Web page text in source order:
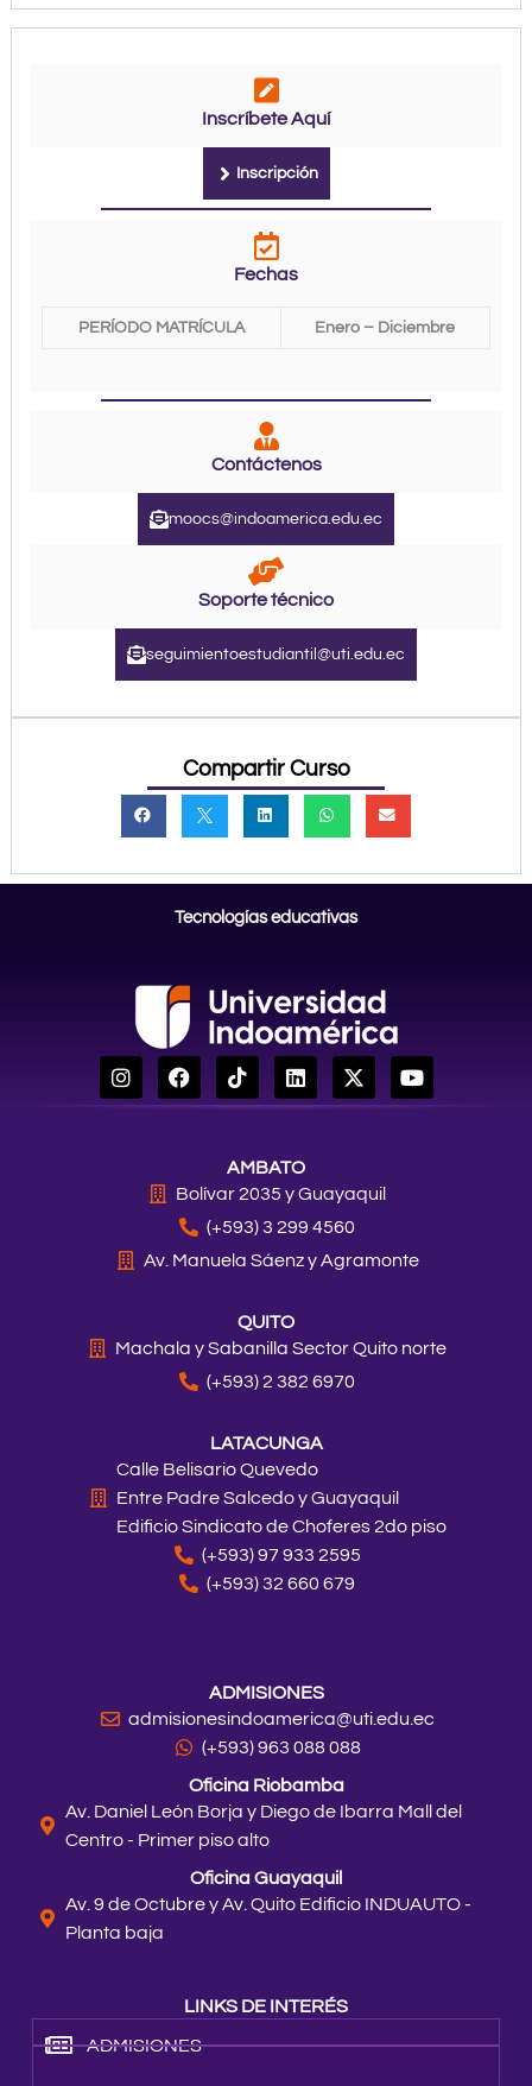
Inscríbete Aquí
Inscripción
Fechas
PERÍODO MATRÍCULA Enero – Diciembre
Contáctenos
moocs@indoamerica.edu.ec
Soporte técnico
seguimientoestudiantil@uti.edu.ec
Compartir Curso
Tecnologías educativas
I
n
s
F
a
c
o
k
T
i
k
k
L
i
n
d
i
X
-
t
t
r
Y
o
u
LINKS DE INTERÉS
ADMISIONES
AMBATO
Bolívar 2035 y Guayaquil
(+593) 3 299 4560
Av. Manuela Sáenz y Agramonte
QUITO
Machala y Sabanilla Sector Quito norte
(+593) 2 382 6970
LATACUNGA
Calle Belisario Quevedo
Entre Padre Salcedo y Guayaquil
Edificio Sindicato de Choferes 2do piso
(+593) 97 933 2595
(+593) 32 660 679
ADMISIONES
admisionesindoamerica@uti.edu.ec
(+593) 963 088 088
Oficina Riobamba
Av. Daniel León Borja y Diego de Ibarra Mall del
Centro - Primer piso alto
Oficina Guayaquil
Av. 9 de Octubre y Av. Quito Edificio INDUAUTO -
Planta baja